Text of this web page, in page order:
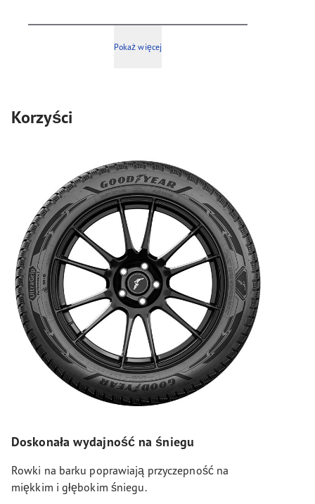
Pokaż więcej
Korzyści
Doskonała wydajność na śniegu
Rowki na barku poprawiają przyczepność na
miękkim i głębokim śniegu.